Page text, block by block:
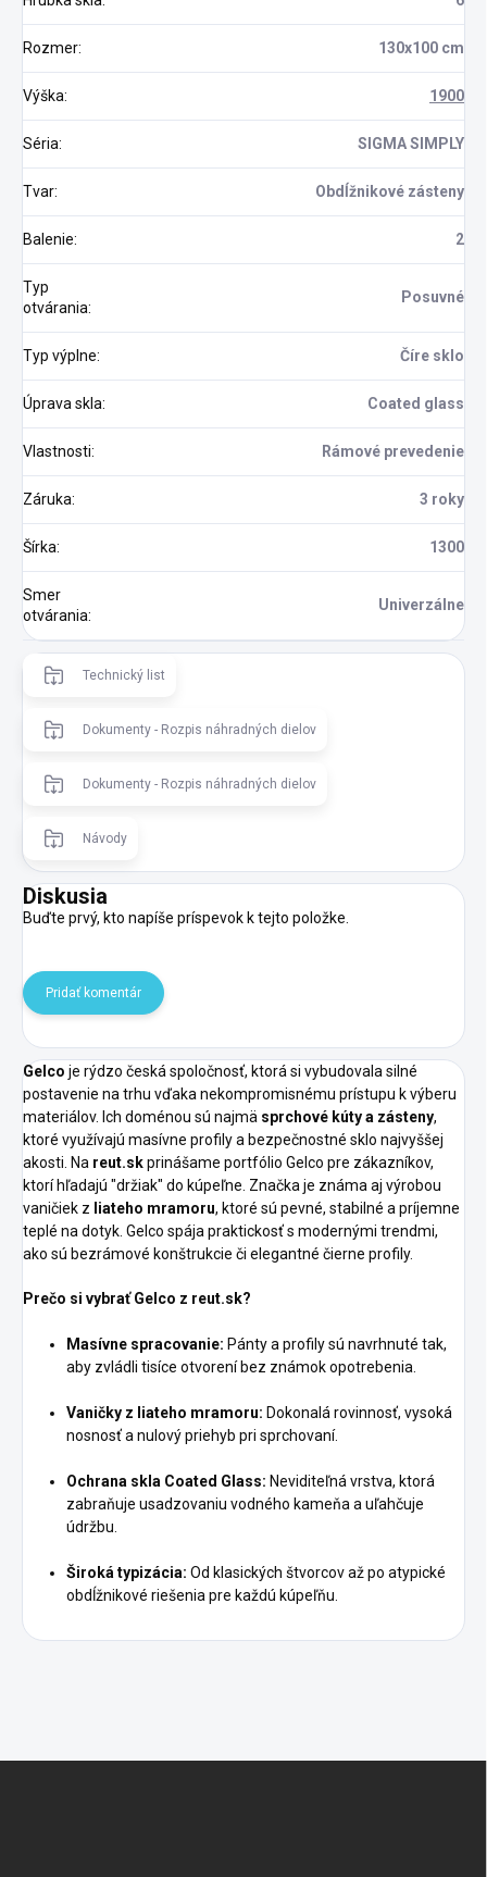
Rozmer: 130x100 cm
Výška: 1900
Séria: SIGMA SIMPLY
Tvar: Obdĺžnikové zásteny
Balenie: 2
Typ
otvárania:
Posuvné
Typ výplne: Číre sklo
Úprava skla: Coated glass
Vlastnosti: Rámové prevedenie
Záruka: 3 roky
Šírka: 1300
Smer
otvárania:
Univerzálne
Technický list
Dokumenty - Rozpis náhradných dielov
Dokumenty - Rozpis náhradných dielov
Návody
Diskusia
Buďte prvý, kto napíše príspevok k tejto položke.
Pridať komentár
Gelco je rýdzo česká spoločnosť, ktorá si vybudovala silné
postavenie na trhu vďaka nekompromisnému prístupu k výberu
materiálov. Ich doménou sú najmä sprchové kúty a zásteny,
ktoré využívajú masívne profily a bezpečnostné sklo najvyššej
akosti. Na reut.skprinášame portfólio Gelco pre zákazníkov,
ktorí hľadajú "držiak" do kúpeľne. Značka je známa aj výrobou
vaničiek z liateho mramoru, ktoré sú pevné, stabilné a príjemne
teplé na dotyk. Gelco spája praktickosť s modernými trendmi,
ako sú bezrámové konštrukcie či elegantné čierne profily.
Prečo si vybrať Gelco z reut.sk?
Masívne spracovanie: Pánty a profily sú navrhnuté tak,
aby zvládli tisíce otvorení bez známok opotrebenia.
Vaničky z liateho mramoru: Dokonalá rovinnosť, vysoká
nosnosť a nulový priehyb pri sprchovaní.
Ochrana skla Coated Glass: Neviditeľná vrstva, ktorá
zabraňuje usadzovaniu vodného kameňa a uľahčuje
údržbu.
Široká typizácia: Od klasických štvorcov až po atypické
obdĺžnikové riešenia pre každú kúpeľňu.